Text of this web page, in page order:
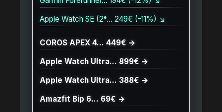
Apple Watch SE (2ᵉ… 249€ (-11%) ↘
COROS APEX 4… 449€ →
Apple Watch Ultra… 899€ →
Apple Watch Ultra… 388€ →
Amazfit Bip 6… 69€ →